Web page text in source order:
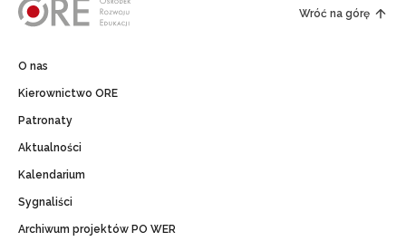
Wróć na górę
O nas
Kierownictwo ORE
Patronaty
Aktualności
Kalendarium
Sygnaliści
Archiwum projektów PO WER